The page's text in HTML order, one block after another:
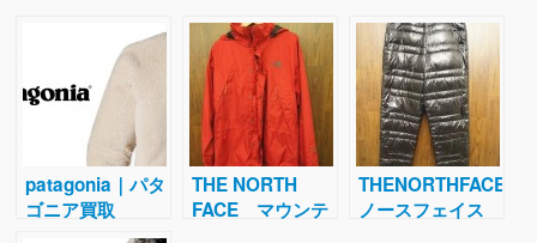
patagonia｜パタ
ゴニア買取
THE NORTH
FACE マウンテ
THENORTHFACE
ノースフェイス